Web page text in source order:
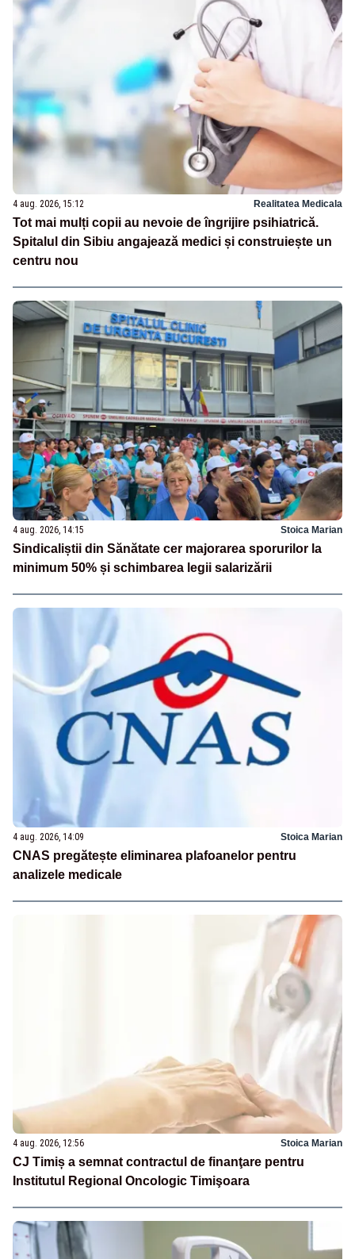
4 aug. 2026, 15:12 Realitatea Medicala
Tot mai mulți copii au nevoie de îngrijire psihiatrică.
Spitalul din Sibiu angajează medici și construiește un
centru nou
4 aug. 2026, 14:15 Stoica Marian
Sindicaliștii din Sănătate cer majorarea sporurilor la
minimum 50% și schimbarea legii salarizării
4 aug. 2026, 14:09 Stoica Marian
CNAS pregătește eliminarea plafoanelor pentru
analizele medicale
4 aug. 2026, 12:56 Stoica Marian
CJ Timiș a semnat contractul de finanţare pentru
Institutul Regional Oncologic Timişoara